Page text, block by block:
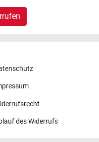
des Widerrufs